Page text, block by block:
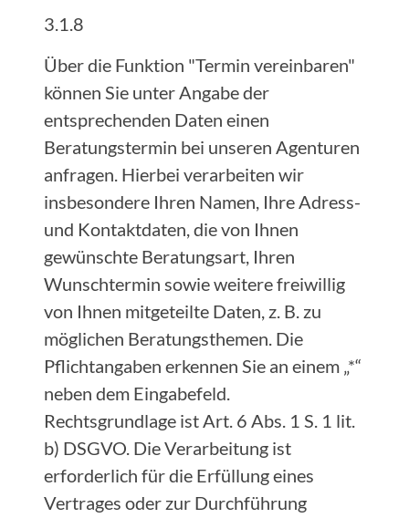
3.1.8
Über die Funktion "Termin vereinbaren"
können Sie unter Angabe der
entsprechenden Daten einen
Beratungstermin bei unseren Agenturen
anfragen. Hierbei verarbeiten wir
insbesondere Ihren Namen, Ihre Adress-
und Kontaktdaten, die von Ihnen
gewünschte Beratungsart, Ihren
Wunschtermin sowie weitere freiwillig
von Ihnen mitgeteilte Daten, z. B. zu
möglichen Beratungsthemen. Die
Pflichtangaben erkennen Sie an einem „*“
neben dem Eingabefeld.
Rechtsgrundlage ist Art. 6 Abs. 1 S. 1 lit.
b) DSGVO. Die Verarbeitung ist
erforderlich für die Erfüllung eines
Vertrages oder zur Durchführung